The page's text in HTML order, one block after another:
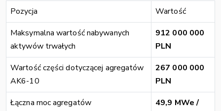
Pozycja
Wartość
Maksymalna wartość nabywanych
aktywów trwałych
912 000 000
PLN
Wartość części dotyczącej agregatów
AK6-10
267 000 000
PLN
Łączna moc agregatów
49,9 MWe /